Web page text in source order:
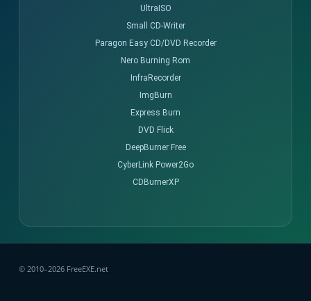
UltraISO
Small CD-Writer
Paragon Easy CD/DVD Recorder
Nero Burning Rom
InfraRecorder
ImgBurn
Express Burn
DVD Flick
DeepBurner Free
CyberLink Power2Go
CDBurnerXP
© 2010–2026 FreeEXE.net